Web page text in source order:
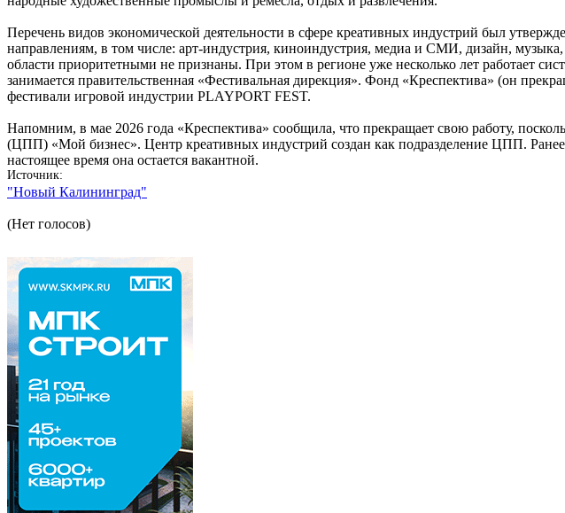
Перечень видов экономической деятельности в сфере креативных индустрий был
направлениям, в том числе: арт-индустрия, киноиндустрия, медиа и СМИ, дизайн,
области приоритетными не признаны. При этом в регионе уже несколько лет работает
занимается правительственная «Фестивальная дирекция». Фонд «Креспектива» (он
фестивали игровой индустрии PLAYPORT FEST.
Напомним, в мае 2026 года «Креспектива» сообщила, что прекращает свою работу,
(ЦПП) «Мой бизнес». Центр креативных индустрий создан как подразделение ЦПП.
настоящее время она остается вакантной.
Источник
"Новый Калининград"
(Нет голосов)